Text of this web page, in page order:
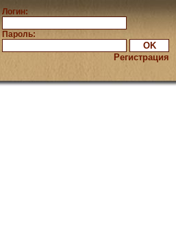
Логин:
Пароль:
Регистрация